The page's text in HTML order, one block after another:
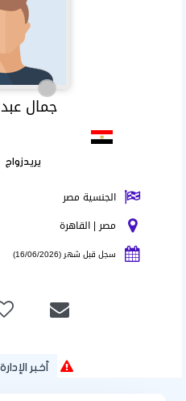
جمال
يريدزواج
الجنسية مصر
مصر | القاهرة
سجل قبل شهر (16/06/2026)
أخبر